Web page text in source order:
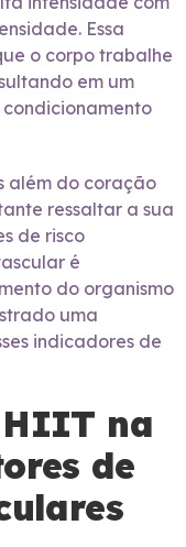
Essa
o corpo trabalhe
em um
além do coração
ressaltar a sua
de risco
é
do organismo
uma
indicadores de
na
de